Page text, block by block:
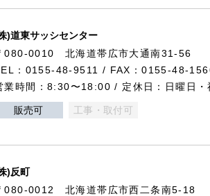
)道東サッシセンター
080-0010 北海道帯広市大通南31-56
：0155-48-9511 / FAX：0155-48-
業時間：8:30〜18:00 / 定休日：日曜日・
販売可 工事・取付可
)反町
080-0012 北海道帯広市西二条南5-18